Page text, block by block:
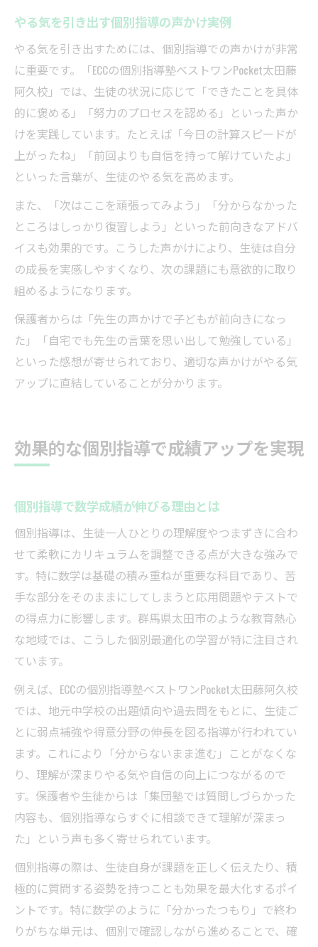
やる気を引き出す個別指導の声かけ実例
やる気を引き出すためには、個別指導での声かけが非常
に重要です。「ECCの個別指導塾ベストワンPocket太田藤
阿久校」では、生徒の状況に応じて「できたことを具体
的に褒める」「努力のプロセスを認める」といった声か
けを実践しています。たとえば「今日の計算スピードが
上がったね」「前回よりも自信を持って解けていたよ」
といった言葉が、生徒のやる気を高めます。
また、「次はここを頑張ってみよう」「分からなかった
ところはしっかり復習しよう」といった前向きなアドバ
イスも効果的です。こうした声かけにより、生徒は自分
の成長を実感しやすくなり、次の課題にも意欲的に取り
組めるようになります。
保護者からは「先生の声かけで子どもが前向きになっ
た」「自宅でも先生の言葉を思い出して勉強している」
といった感想が寄せられており、適切な声かけがやる気
アップに直結していることが分かります。
効果的な個別指導で成績アップを実現
個別指導で数学成績が伸びる理由とは
個別指導は、生徒一人ひとりの理解度やつまずきに合わ
せて柔軟にカリキュラムを調整できる点が大きな強みで
す。特に数学は基礎の積み重ねが重要な科目であり、苦
手な部分をそのままにしてしまうと応用問題やテストで
の得点力に影響します。群馬県太田市のような教育熱心
な地域では、こうした個別最適化の学習が特に注目され
ています。
例えば、ECCの個別指導塾ベストワンPocket太田藤阿久校
では、地元中学校の出題傾向や過去問をもとに、生徒ご
とに弱点補強や得意分野の伸長を図る指導が行われてい
ます。これにより「分からないまま進む」ことがなくな
り、理解が深まりやる気や自信の向上につながるので
す。保護者や生徒からは「集団塾では質問しづらかった
内容も、個別指導ならすぐに相談できて理解が深まっ
た」という声も多く寄せられています。
個別指導の際は、生徒自身が課題を正しく伝えたり、積
極的に質問する姿勢を持つことも効果を最大化するポイ
ントです。特に数学のように「分かったつもり」で終わ
りがちな単元は、個別で確認しながら進めることで、確